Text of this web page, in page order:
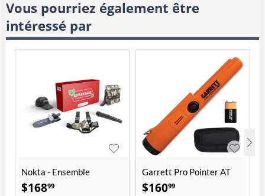
Vous pourriez également être
intéressé par
Nokta - Ensemble
d'accessoires Avantage
$16899
Garrett Pro Pointer AT
$16099